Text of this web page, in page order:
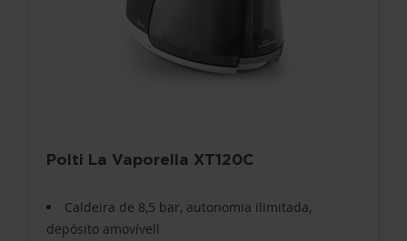
Polti La Vaporella XT120C
Caldeira de 8,5 bar, autonomia ilimitada,
depósito amovívell